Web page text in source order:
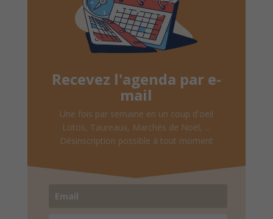
Recevez l'agenda par e-
mail
Une fois par semaine en un coup d'oeil
Lotos, Taureaux, Marchés de Noël, ...
Désinscription possible à tout moment